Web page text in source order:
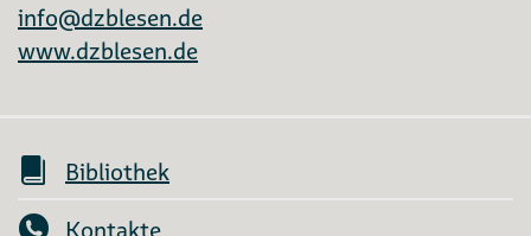
info@dzblesen.de
www.dzblesen.de
Bibliothek
Kontakte